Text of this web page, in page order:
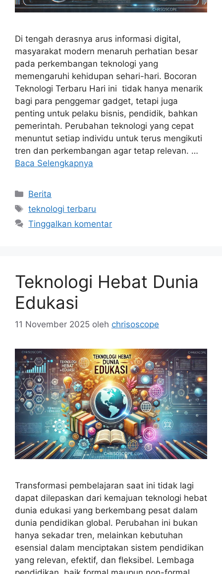
Di tengah derasnya arus informasi digital,
masyarakat modern menaruh perhatian besar
pada perkembangan teknologi yang
memengaruhi kehidupan sehari-hari. Bocoran
Teknologi Terbaru Hari ini tidak hanya menarik
bagi para penggemar gadget, tetapi juga
penting untuk pelaku bisnis, pendidik, bahkan
pemerintah. Perubahan teknologi yang cepat
menuntut setiap individu untuk terus mengikuti
tren dan perkembangan agar tetap relevan. …
Baca Selengkapnya
Kategori
Berita
Tag
teknologi terbaru
Tinggalkan komentar
Teknologi Hebat Dunia
Edukasi
11 November 2025 oleh chrisoscope
Transformasi pembelajaran saat ini tidak lagi
dapat dilepaskan dari kemajuan teknologi hebat
dunia edukasi yang berkembang pesat dalam
dunia pendidikan global. Perubahan ini bukan
hanya sekadar tren, melainkan kebutuhan
esensial dalam menciptakan sistem pendidikan
yang relevan, efektif, dan fleksibel. Lembaga